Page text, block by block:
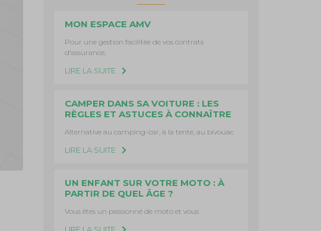
MON ESPACE AMV
Pour une gestion facilitée de vos contrats
d’assurance,
LIRE LA SUITE
CAMPER DANS SA VOITURE : LES
RÈGLES ET ASTUCES À CONNAÎTRE
Alternative au camping-car, à la tente, au bivouac
LIRE LA SUITE
UN ENFANT SUR VOTRE MOTO : À
PARTIR DE QUEL ÂGE ?
Vous êtes un passionné de moto et vous